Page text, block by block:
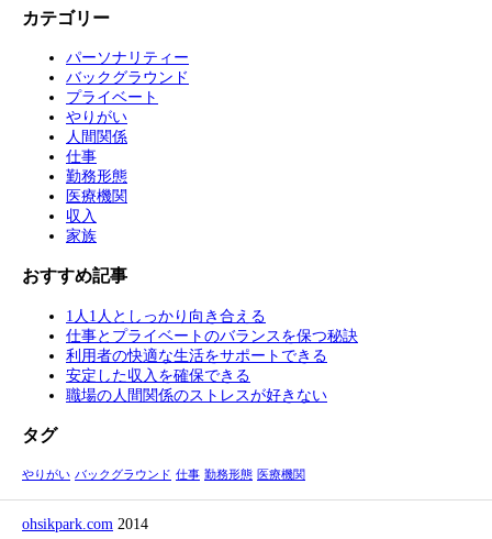
カテゴリー
パーソナリティー
バックグラウンド
プライベート
やりがい
人間関係
仕事
勤務形態
医療機関
収入
家族
おすすめ記事
1人1人としっかり向き合える
仕事とプライベートのバランスを保つ秘訣
利用者の快適な生活をサポートできる
安定した収入を確保できる
職場の人間関係のストレスが好きない
タグ
やりがい バックグラウンド 仕事 勤務形態 医療機関
ohsikpark.com 2014